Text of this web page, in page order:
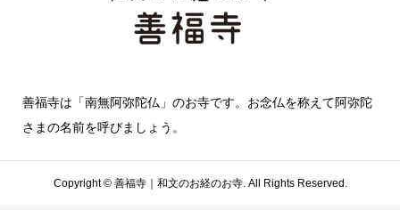
善福寺は「南無阿弥陀仏」のお寺です。お念仏を称えて阿弥陀
さまの名前を呼びましょう。
Copyright ©善福寺｜和文のお経のお寺. All Rights Reserved.